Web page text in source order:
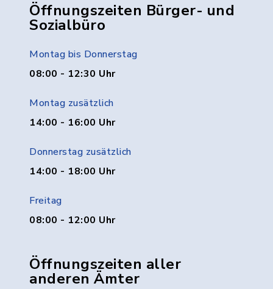
Öffnungszeiten Bürger- und
Sozialbüro
Montag bis Donnerstag
08:00 - 12:30 Uhr
Montag zusätzlich
14:00 - 16:00 Uhr
Donnerstag zusätzlich
14:00 - 18:00 Uhr
Freitag
08:00 - 12:00 Uhr
Öffnungszeiten aller
anderen Ämter